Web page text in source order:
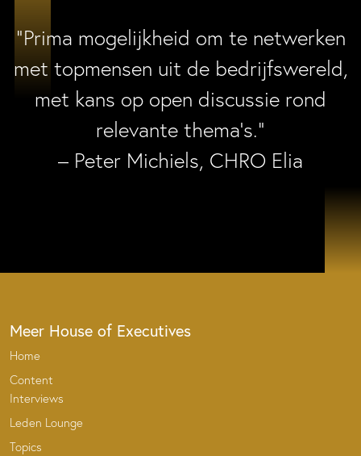
“Prima mogelijkheid om te netwerken
met topmensen uit de bedrijfswereld,
met kans op open discussie rond
relevante thema’s.”
– Peter Michiels, CHRO Elia
Meer House of Executives
Home
Content
Interviews
Leden Lounge
Topics